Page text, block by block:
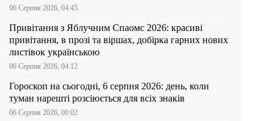
06 Серпня 2026, 04:45
Привітання з Яблучним Спаомс 2026: красиві
привітання, в прозі та віршах, добірка гарних нових
листівок українською
06 Серпня 2026, 04:12
Гороскоп на сьогодні, 6 серпня 2026: день, коли
туман нарешті розсіюється для всіх знаків
06 Серпня 2026, 00:02